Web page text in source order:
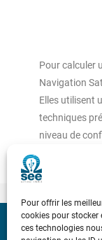
Pour offrir les
cookies pour stocker
ces technologies
Pour calculer
Navigation
Elles utilisent
techniques
niveau de